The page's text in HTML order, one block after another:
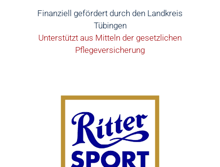
Finanziell gefördert durch den Landkreis
Tübingen
Unterstützt aus Mitteln der gesetzlichen
Pflegeversicherung